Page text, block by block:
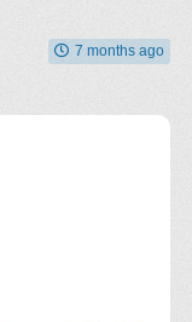
7 months ago